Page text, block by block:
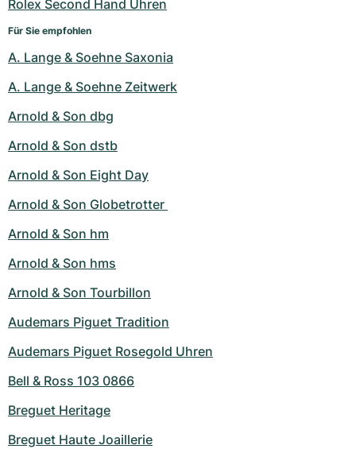
Rolex Second Hand Uhren
Für Sie empfohlen
A. Lange & Soehne Saxonia
A. Lange & Soehne Zeitwerk
Arnold & Son dbg
Arnold & Son dstb
Arnold & Son Eight Day
Arnold & Son Globetrotter
Arnold & Son hm
Arnold & Son hms
Arnold & Son Tourbillon
Audemars Piguet Tradition
Audemars Piguet Rosegold Uhren
Bell & Ross 103 0866
Breguet Heritage
Breguet Haute Joaillerie